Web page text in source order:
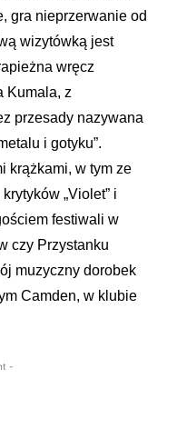
gra nieprzerwanie od
wizytówką jest
wręcz
Kumala, z
przesady nazywana
i gotyku”.
krążkami, w tym ze
„Violet” i
festiwali w
czy Przystanku
muzyczny dorobek
Camden, w klubie
-